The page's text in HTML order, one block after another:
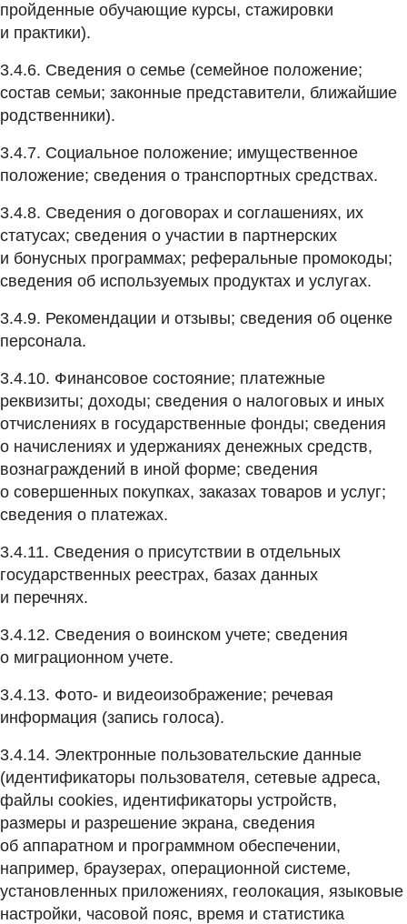
пройденные обучающие курсы, стажировки
и практики).
3.4.6. Сведения о семье (семейное положение;
состав семьи; законные представители, ближайшие
родственники).
3.4.7. Социальное положение; имущественное
положение; сведения о транспортных средствах.
3.4.8. Сведения о договорах и соглашениях, их
статусах; сведения о участии в партнерских
и бонусных программах; реферальные промокоды;
сведения об используемых продуктах и услугах.
3.4.9. Рекомендации и отзывы; сведения об оценке
персонала.
3.4.10. Финансовое состояние; платежные
реквизиты; доходы; сведения о налоговых и иных
отчислениях в государственные фонды; сведения
о начислениях и удержаниях денежных средств,
вознаграждений в иной форме; сведения
о совершенных покупках, заказах товаров и услуг;
сведения о платежах.
3.4.11. Сведения о присутствии в отдельных
государственных реестрах, базах данных
и перечнях.
3.4.12. Сведения о воинском учете; сведения
о миграционном учете.
3.4.13. Фото- и видеоизображение; речевая
информация (запись голоса).
3.4.14. Электронные пользовательские данные
(идентификаторы пользователя, сетевые адреса,
файлы cookies, идентификаторы устройств,
размеры и разрешение экрана, сведения
об аппаратном и программном обеспечении,
например, браузерах, операционной системе,
установленных приложениях, геолокация, языковые
настройки, часовой пояс, время и статистика